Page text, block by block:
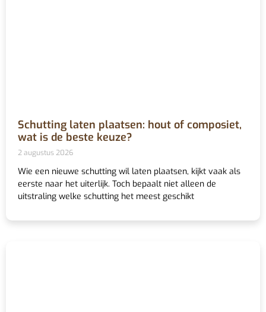
Schutting laten plaatsen: hout of composiet,
wat is de beste keuze?
2 augustus 2026
Wie een nieuwe schutting wil laten plaatsen, kijkt vaak als
eerste naar het uiterlijk. Toch bepaalt niet alleen de
uitstraling welke schutting het meest geschikt